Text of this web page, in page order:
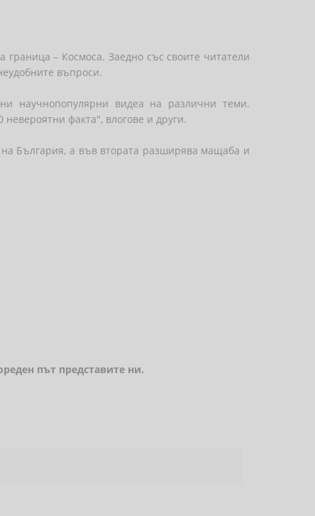
граница – Космоса. Заедно със своите читатели
въпроси.
научнопопулярни видеа на различни теми.
невероятни факта", влогове и други.
на България, а във втората разширява мащаба и
път представите ни.